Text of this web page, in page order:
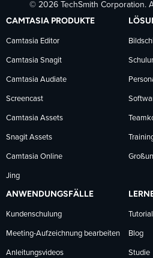
auf
© 2026 TechSmith Corporation.
CAMTASIA PRODUKTE
Camtasia Editor
Camtasia Snagit
Camtasia Audiate
Screencast
Camtasia Assets
Snagit Assets
Camtasia Online
Jing
ANWENDUNGSFÄLLE
Kundenschulung
Meeting-Aufzeichnung bearbeiten
Anleitungsvideos
Blog
Studie